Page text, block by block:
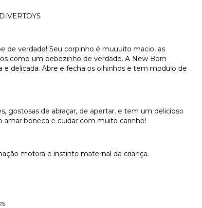
de verdade! Seu corpinho é muuuito macio, as
como um bebezinho de verdade. A New Born
delicada. Abre e fecha os olhinhos e tem modulo de
gostosas de abraçar, de apertar, e tem um delicioso
amar boneca e cuidar com muito carinho!
motora e instinto maternal da criança.